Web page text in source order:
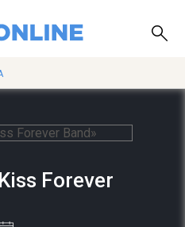
Forever